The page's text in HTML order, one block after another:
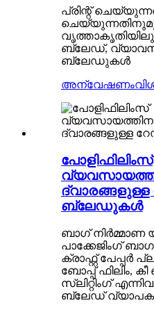
പ്രിന്റ്
ബ്ലേഡ്,
ബ്ലേഡുകൾ
അന്വേഷണം
പോളിഫിലിംസ്
ദ്വാരങ്ങളുള്ള
ബ്ലേഡുകൾ
ബാഗ് നിർമ്മാണ
പാക്കേജിംഗ്
ക്രാഫ്റ്റ് പേപ്പർ
ബോപ്പ് ഫിലിം, കീ
സ്ലിറ്റിംഗ്
ബ്ലേഡ്